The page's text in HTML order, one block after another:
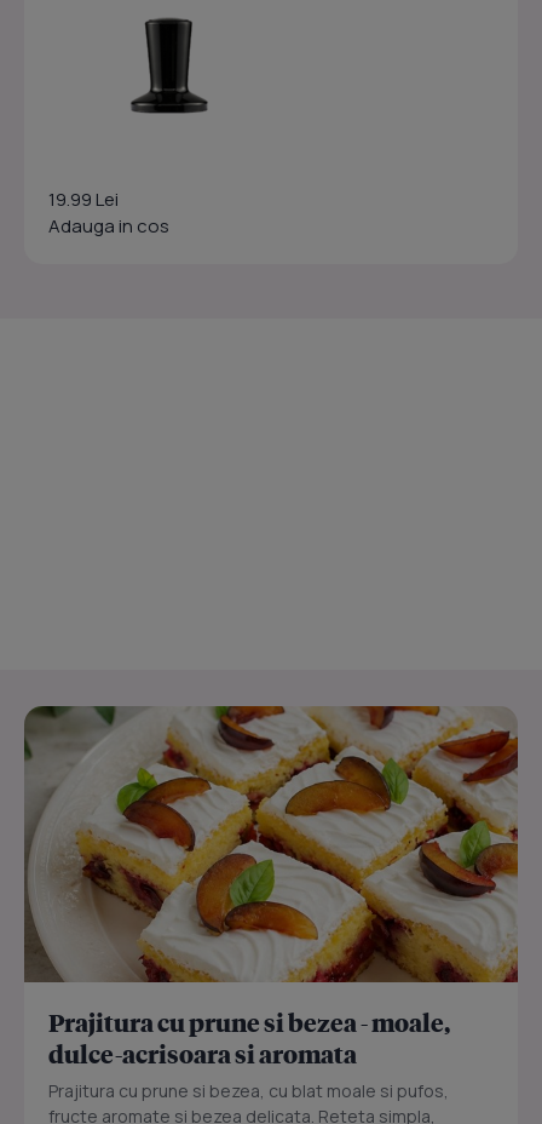
19.99 Lei
Adauga in cos
Prajitura cu prune si bezea - moale,
dulce-acrisoara si aromata
Prajitura cu prune si bezea, cu blat moale si pufos,
fructe aromate si bezea delicata. Reteta simpla,